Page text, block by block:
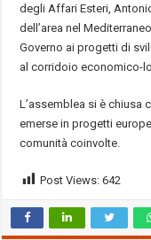
degli Affari Esteri,
dell’area nel
Governo ai progetti di
al corridoio economico-
L’assemblea si è chiusa
emerse in progetti
comunità coinvolte.
Post Views: 642